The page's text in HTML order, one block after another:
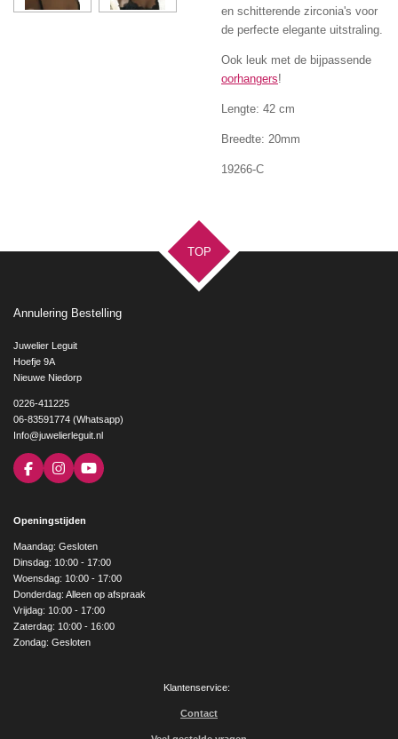
en schitterende zirconia's voor
de perfecte elegante uitstraling.
Ook leuk met de bijpassende
oorhangers!
Lengte: 42 cm
Breedte: 20mm
19266-C
TOP
Annulering Bestelling
Juwelier Leguit
Hoefje 9A
Nieuwe Niedorp
0226-411225
06-83591774 (Whatsapp)
Info@juwelierleguit.nl
F
a
b
o
k
I
n
a
g
r
a
m
Y
o
e
Openingstijden
Maandag: Gesloten
Dinsdag: 10:00 - 17:00
Woensdag: 10:00 - 17:00
Donderdag: Alleen op afspraak
Vrijdag: 10:00 - 17:00
Zaterdag: 10:00 - 16:00
Zondag: Gesloten
Klantenservice:
Contact